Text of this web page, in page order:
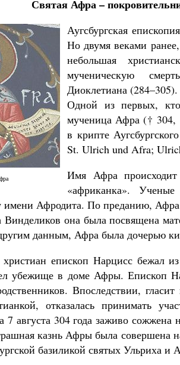
Святая Афра –
Аугсбургская
Но двумя веками
небольшая
мученическую
Диоклетиана (284–305).
Одной из первых,
мученица Афра († 304,
в крипте
St. Ulrich und Afra;
Имя Афра
«африканка».
имени Афродита. По преданию,
Винделиков она была посвящена
данным, Афра была дочерью
епископ Нарцисс бежал
убежище в доме Афры. Епископ
Впоследствии, гласит
отказалась принимать
7 августа 304 года заживо
казнь Афры была совершена
базиликой святых Ульриха и